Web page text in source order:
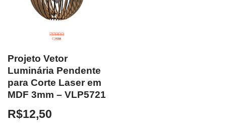
Projeto Vetor
Luminária Pendente
para Corte Laser em
MDF 3mm – VLP5721
R$12,50